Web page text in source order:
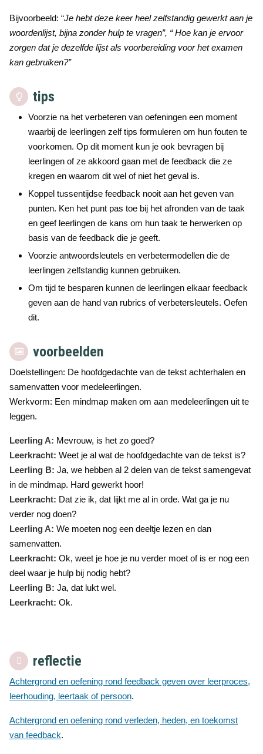
Bijvoorbeeld: “Je hebt deze keer heel zelfstandig gewerkt aan je
woordenlijst, bijna zonder hulp te vragen”, “ Hoe kan je ervoor
zorgen dat je dezelfde lijst als voorbereiding voor het examen
kan gebruiken?”
tips
Voorzie na het verbeteren van oefeningen een moment
waarbij de leerlingen zelf tips formuleren om hun fouten te
voorkomen. Op dit moment kun je ook bevragen bij
leerlingen of ze akkoord gaan met de feedback die ze
kregen en waarom dit wel of niet het geval is.
Koppel tussentijdse feedback nooit aan het geven van
punten. Ken het punt pas toe bij het afronden van de taak
en geef leerlingen de kans om hun taak te herwerken op
basis van de feedback die je geeft.
Voorzie antwoordsleutels en verbetermodellen die de
leerlingen zelfstandig kunnen gebruiken.
Om tijd te besparen kunnen de leerlingen elkaar feedback
geven aan de hand van rubrics of verbetersleutels. Oefen
dit.
voorbeelden
Doelstellingen: De hoofdgedachte van de tekst achterhalen en
samenvatten voor medeleerlingen.
Werkvorm: Een mindmap maken om aan medeleerlingen uit te
leggen.
Leerling A: Mevrouw, is het zo goed?
Leerkracht: Weet je al wat de hoofdgedachte van de tekst is?
Leerling B: Ja, we hebben al 2 delen van de tekst samengevat
in de mindmap. Hard gewerkt hoor!
Leerkracht: Dat zie ik, dat lijkt me al in orde. Wat ga je nu
verder nog doen?
Leerling A: We moeten nog een deeltje lezen en dan
samenvatten.
Leerkracht: Ok, weet je hoe je nu verder moet of is er nog een
deel waar je hulp bij nodig hebt?
Leerling B: Ja, dat lukt wel.
Leerkracht: Ok.
reflectie
Achtergrond en oefening rond feedback geven over leerproces,
leerhouding, leertaak of persoon.
Achtergrond en oefening rond verleden, heden, en toekomst
van feedback.